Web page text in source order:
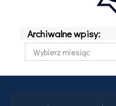
Archiwalne wpisy:
Archiwalne
wpisy: